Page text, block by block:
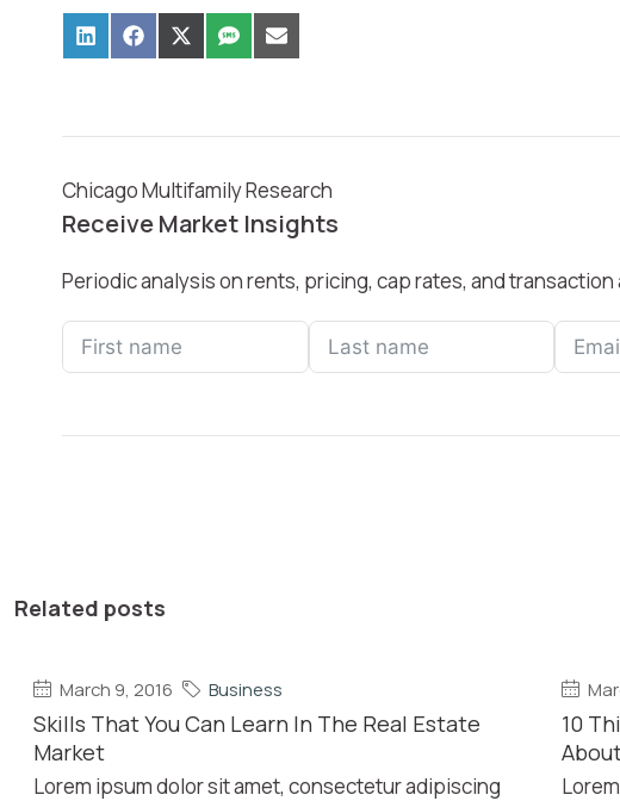
Chicago Multifamily Research
Receive Market Insights
Periodic analysis on rents, pricing, cap rates, and
Related posts
March 9, 2016 Business
Skills That You Can Learn In The Real Estate
Market
Lorem ipsum dolor sit amet, consectetur adipiscing
10